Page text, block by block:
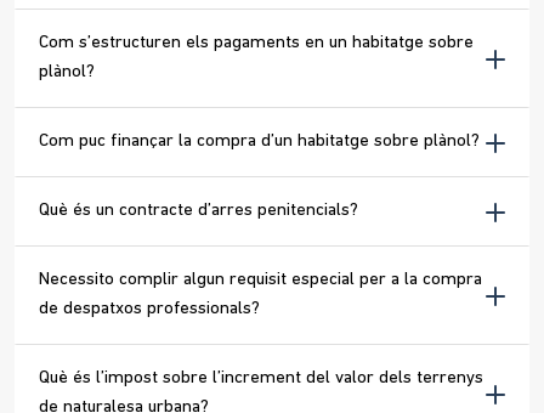
Com s’estructuren els pagaments en un habitatge sobre
plànol?
Com puc finançar la compra d’un habitatge sobre plànol?
Què és un contracte d’arres penitencials?
Necessito complir algun requisit especial per a la compra
de despatxos professionals?
Què és l’impost sobre l’increment del valor dels terrenys
de naturalesa urbana?